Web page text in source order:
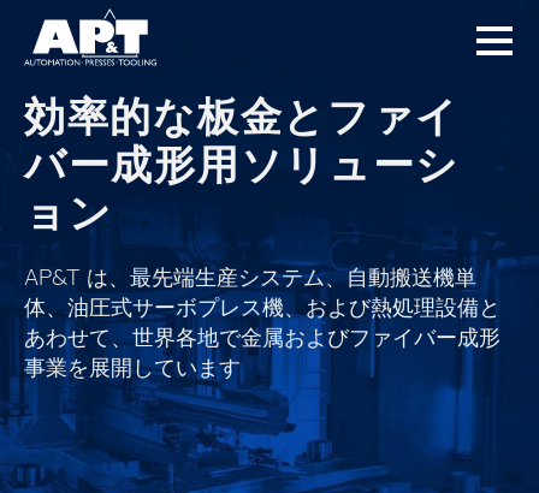
効率的な板金とファイ
バー成形用ソリューシ
ョン
AP&T は、最先端生産システム、自動搬送機単
体、油圧式サーボプレス機、および熱処理設備と
あわせて、世界各地で金属およびファイバー成形
事業を展開しています